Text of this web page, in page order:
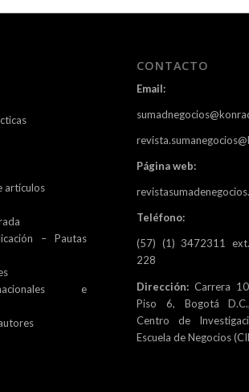
artículos
– Pautas
e
CONTACTO
Email:
Página web:
Teléfono:
(57) (1) 3472311
228
Dirección: Carrera
Piso 6, Bogotá
Centro de
Escuela de Negocios